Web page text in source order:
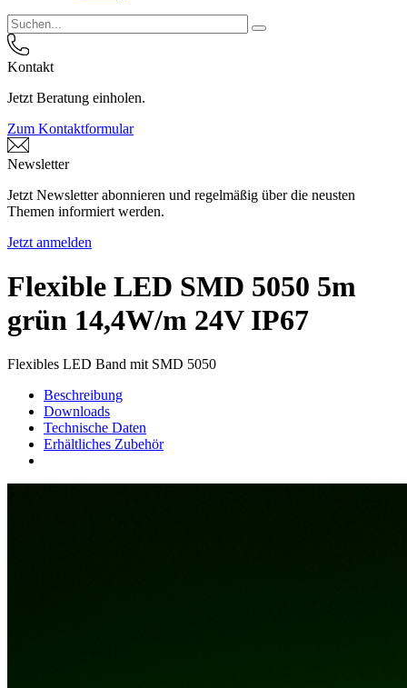
Kontakt
Jetzt Beratung einholen.
Zum Kontaktformular
Newsletter
Jetzt Newsletter abonnieren und regelmäßig über die neusten
Themen informiert werden.
Jetzt anmelden
Flexible LED SMD 5050 5m
grün 14,4W/m 24V IP67
Flexibles LED Band mit SMD 5050
Beschreibung
Downloads
Technische Daten
Erhältliches Zubehör